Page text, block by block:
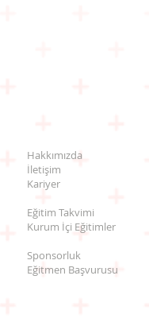
Hakkımızda
İletişim
Kariyer
Eğitim Takvimi
Kurum İçi Eğitimler
Sponsorluk
Eğitmen Başvurusu